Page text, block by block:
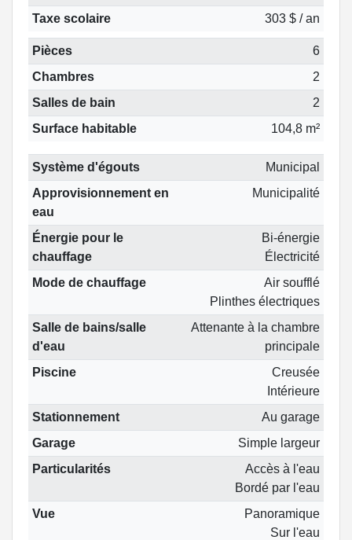
Taxe scolaire
303 $ / an
Pièces
6
Chambres
2
Salles de bain
2
Surface habitable
104,8 m²
Système d'égouts
Municipal
Approvisionnement en
eau
Municipalité
Énergie pour le
chauffage
Bi-énergie
Électricité
Mode de chauffage
Air soufflé
Plinthes électriques
Salle de bains/salle
d'eau
Attenante à la chambre
principale
Piscine
Creusée
Intérieure
Stationnement
Au garage
Garage
Simple largeur
Particularités
Accès à l'eau
Bordé par l'eau
Vue
Panoramique
Sur l'eau